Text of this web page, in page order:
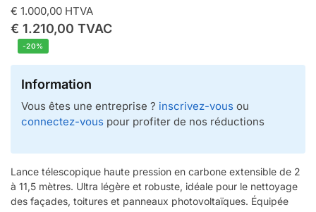
€ 1.000,00 HTVA
€ 1.210,00 TVAC
-20%
Information
Vous êtes une entreprise ? inscrivez-vous ou
connectez-vous pour profiter de nos réductions
Lance télescopique haute pression en carbone extensible de 2
à 11,5 mètres. Ultra légère et robuste, idéale pour le nettoyage
des façades, toitures et panneaux photovoltaïques. Équipée